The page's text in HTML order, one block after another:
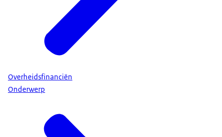
Overheidsfinanciën
Onderwerp